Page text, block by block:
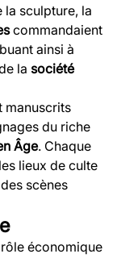
la sculpture, la
commandaient
ainsi à
la société
manuscrits
du riche
Âge. Chaque
lieux de culte
scènes
économique